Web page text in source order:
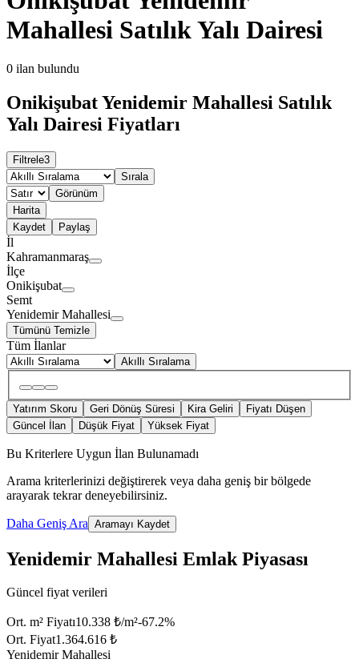
Mahallesi Satılık Yalı Dairesi
0 ilan bulundu
Onikişubat Yenidemir Mahallesi Satılık
Yalı Dairesi Fiyatları
Filtrele3
Sırala
Görünüm
Harita
Kaydet
Paylaş
İl
Kahramanmaraş
İlçe
Onikişubat
Semt
Yenidemir Mahallesi
Tümünü Temizle
Tüm İlanlar
Akıllı Sıralama
Yatırım Skoru Geri Dönüş Süresi Kira Geliri
Fiyatı Düşen
Güncel İlan
Düşük Fiyat Yüksek Fiyat
Bu Kriterlere Uygun İlan Bulunamadı
Arama kriterlerinizi değiştirerek veya daha geniş bir bölgede
arayarak tekrar deneyebilirsiniz.
Daha Geniş Ara Aramayı Kaydet
Yenidemir Mahallesi Emlak Piyasası
Güncel fiyat verileri
Ort. m² Fiyatı10.338 ₺/m²-67.2%
Ort. Fiyat1.364.616 ₺
Yenidemir Mahallesi